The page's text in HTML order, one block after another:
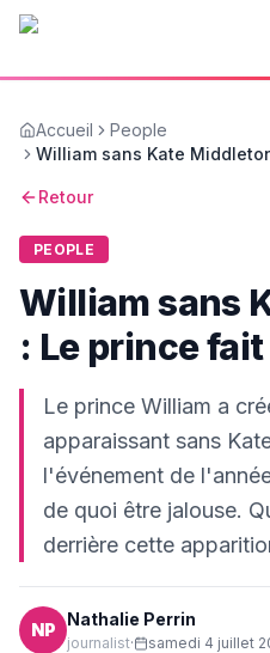
Accueil
People
William sans Kate
Retour
PEOPLE
William sans
: Le prince
Le prince William a
apparaissant sans
l'événement de
de quoi être jalouse.
derrière cette
NP
Nathalie Perrin
journalist· samedi 4 juillet